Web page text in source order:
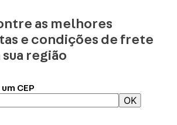
as melhores
e condições de frete
sua região
CEP
OK
no carrinho e
na 1a compra.
Copiar
MÃE GARDEN